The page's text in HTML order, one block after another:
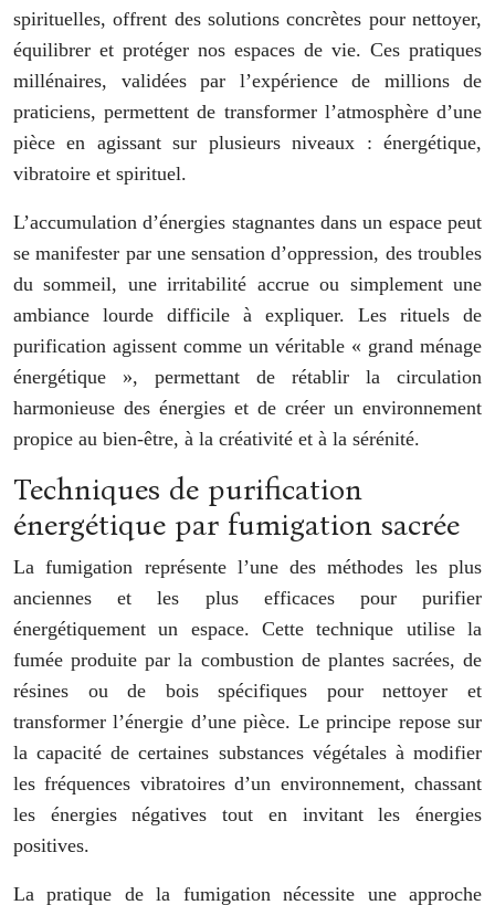
spirituelles, offrent des solutions concrètes pour nettoyer,
équilibrer et protéger nos espaces de vie. Ces pratiques
millénaires, validées par l’expérience de millions de
praticiens, permettent de transformer l’atmosphère d’une
pièce en agissant sur plusieurs niveaux : énergétique,
vibratoire et spirituel.
L’accumulation d’énergies stagnantes dans un espace peut
se manifester par une sensation d’oppression, des troubles
du sommeil, une irritabilité accrue ou simplement une
ambiance lourde difficile à expliquer. Les rituels de
purification agissent comme un véritable « grand ménage
énergétique », permettant de rétablir la circulation
harmonieuse des énergies et de créer un environnement
propice au bien-être, à la créativité et à la sérénité.
Techniques de purification
énergétique par fumigation sacrée
La fumigation représente l’une des méthodes les plus
anciennes et les plus efficaces pour purifier
énergétiquement un espace. Cette technique utilise la
fumée produite par la combustion de plantes sacrées, de
résines ou de bois spécifiques pour nettoyer et
transformer l’énergie d’une pièce. Le principe repose sur
la capacité de certaines substances végétales à modifier
les fréquences vibratoires d’un environnement, chassant
les énergies négatives tout en invitant les énergies
positives.
La pratique de la fumigation nécessite une approche